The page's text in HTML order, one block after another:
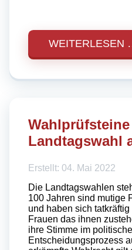
WEITERLESEN
Landtagswahl
Erstellt: 04. Mai 2022
Die Landtagswahlen
100 Jahren sind mutige
und haben sich
Frauen das ihnen
ihre Stimme im
Entscheidungsprozess